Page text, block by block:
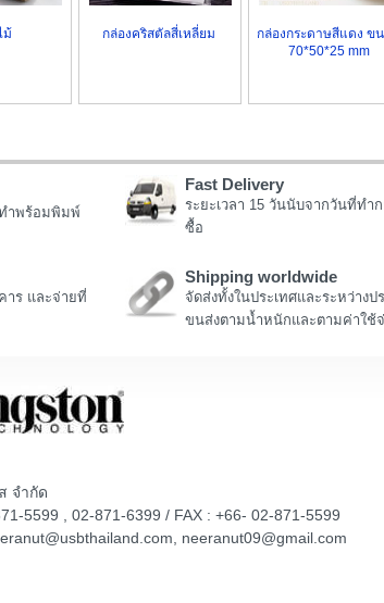
ม้ กล่องคริสตัลสี่เหลี่ยม
กล่องกระดาษสีแดง ข
70*50*25 mm
ำพร้อมพิมพ์
Fast Delivery
ระยะเวลา 15 วันนับจากวันที่ทำ
ซื้อ
าร และจ่ายที่
Shipping worldwide
จัดส่งทั้งในประเทศและระหว่างป
ขนส่งตามน้ำหนักและตามค่าใช้
จำกัด
5599 , 02-871-6399 / FAX : +66- 02-871-5599
neeranut09@gmail.com